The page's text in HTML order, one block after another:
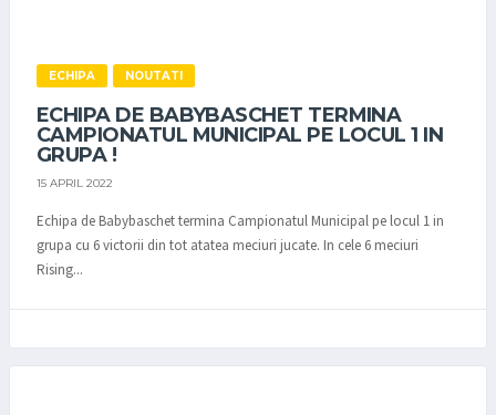
ECHIPA NOUTATI
ECHIPA DE BABYBASCHET TERMINA
CAMPIONATUL MUNICIPAL PE LOCUL 1 IN
GRUPA !
15 APRIL 2022
Echipa de Babybaschet termina Campionatul Municipal pe locul 1 in
grupa cu 6 victorii din tot atatea meciuri jucate. In cele 6 meciuri
Rising...